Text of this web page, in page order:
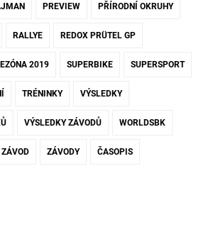
PREVIEW PŘÍRODNÍ OKRUHY
RALLYE REDOX PRÜTEL GP
2019 SUPERBIKE SUPERSPORT
TRÉNINKY VÝSLEDKY
VÝSLEDKY ZÁVODŮ WORLDSBK
ZÁVOD ZÁVODY ČASOPIS